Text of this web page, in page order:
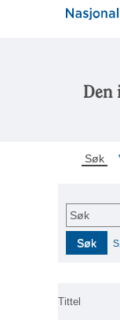
Den
Søk
Søk
Søk
Tittel